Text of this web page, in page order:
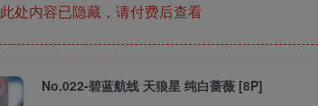
此处内容已隐藏，请付费后查看
No.022-碧蓝航线 天狼星 纯白蔷薇 [8P]